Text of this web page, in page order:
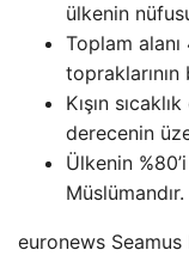
ülkenin
Toplam
Kışın
derecenin
Ülkenin
Müslümandır.
euronews Seamus